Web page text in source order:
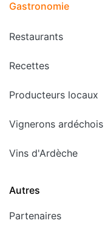
Gastronomie
Restaurants
Recettes
Producteurs locaux
Vignerons ardéchois
Vins d'Ardèche
Autres
Partenaires